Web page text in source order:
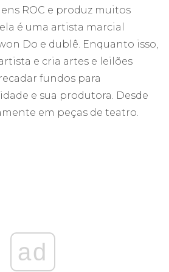
ROC e produz muitos
é uma artista marcial
Do e dublê. Enquanto isso,
e cria artes e leilões
fundos para
e sua produtora. Desde
em peças de teatro.
ad